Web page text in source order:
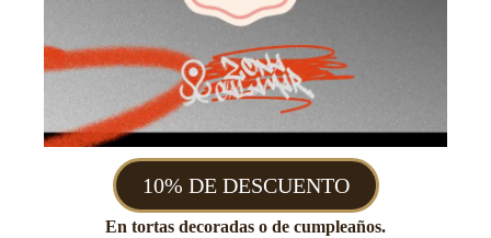
10% DE DESCUENTO
En tortas decoradas o de cumpleaños.